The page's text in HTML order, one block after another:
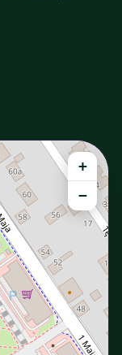
+
−